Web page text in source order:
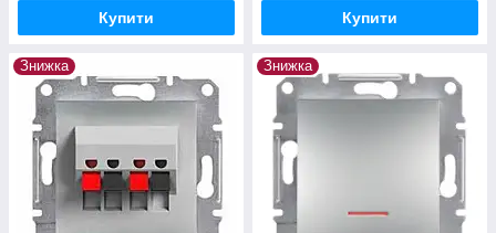
Купити Купити
Знижка Знижка